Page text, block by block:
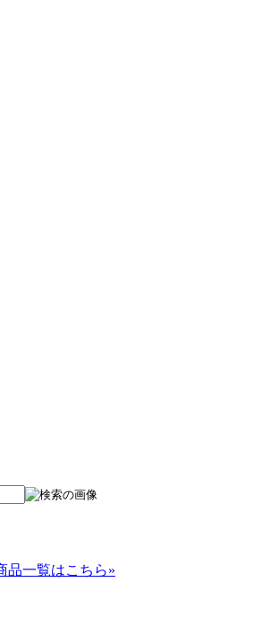
品一覧はこちら»